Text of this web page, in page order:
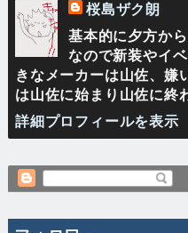
桜島ザク朗
基本的に夕方か
なので新装やイ
きなメーカーは山佐、嫌
は山佐に始まり山佐に終
詳細プロフィールを表示